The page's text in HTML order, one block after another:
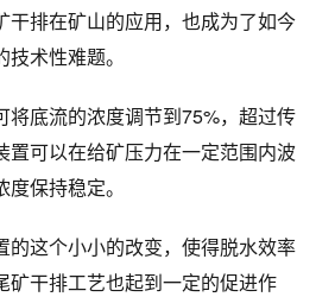
干排在矿山的应用，也成为了如今
术性难题。
将底流的浓度调节到75%，超过传
置可以在给矿压力在一定范围内波
保持稳定。
的这个小小的改变，使得脱水效率
矿干排工艺也起到一定的促进作